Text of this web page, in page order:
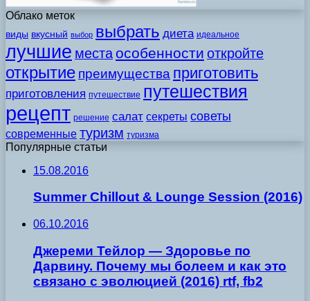
Облако меток
виды вкусный выбор выбрать диета идеальное
лучшие места особенности откройте
открытие преимущества приготовить
приготовления путешествие путешествия
рецепт решение салат секреты советы
современные туризм туризма
Популярные статьи
15.08.2016
Summer Chillout & Lounge Session (2016)
06.10.2016
Джереми Тейлор — Здоровье по
Дарвину. Почему мы болеем и как это
связано с эволюцией (2016) rtf, fb2